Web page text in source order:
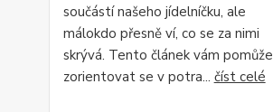
součástí našeho jídelníčku, ale
málokdo přesně ví, co se za nimi
skrývá. Tento článek vám pomůže
zorientovat se v potra... číst celé